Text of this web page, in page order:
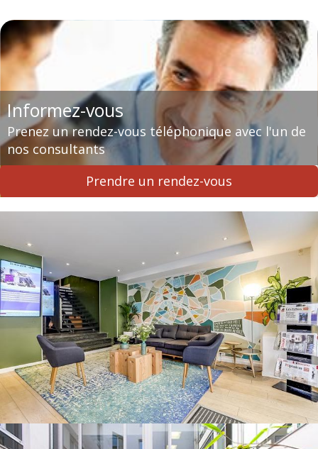
Informez-vous
Prenez un rendez-vous téléphonique avec l'un de
nos consultants
Prendre un rendez-vous